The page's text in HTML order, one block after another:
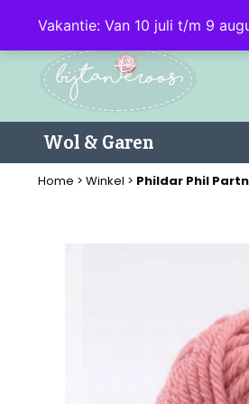
Vakantie: Van 10 juli t/m 9
Wol & Garen
Home > Winkel > Phildar Phil